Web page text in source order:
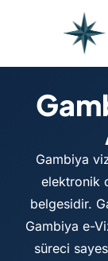
Gambiya
elektronik
belgesidir.
Gambiya e-
süreci